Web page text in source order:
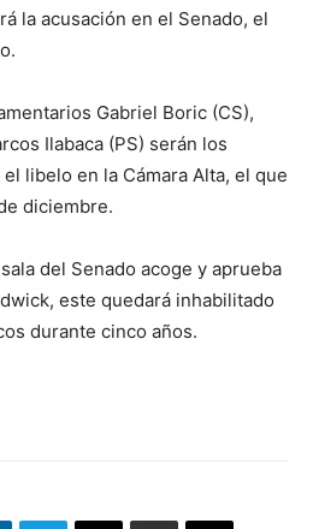
la acusación en el Senado, el
Gabriel Boric (CS),
Ilabaca (PS) serán los
libelo en la Cámara Alta, el que
diciembre.
del Senado acoge y aprueba
este quedará inhabilitado
durante cinco años.